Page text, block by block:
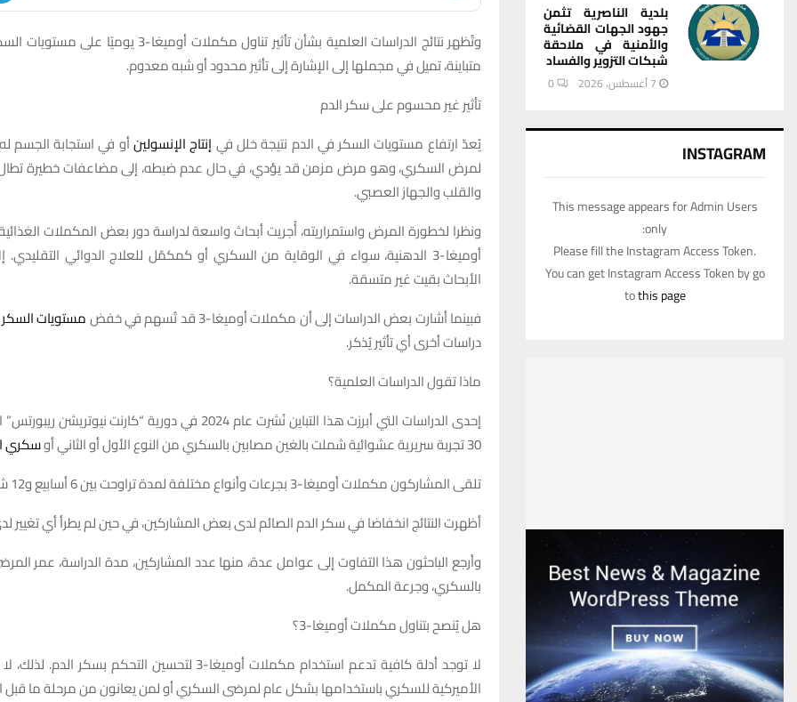
وتُظهر نتائج الدراسات العلمية بشأن تأثير تناول مكملات
متباينة، تميل في مجملها إلى الإشارة إلى تأثير محدود أو شبه معدوم.
تأثير غير محسوم على سكر الدم
يُعدّ ارتفاع مستويات السكر في الدم نتيجة خلل في إنتاج الإنسولينأو في استجابة الجسم
لمرض السكري، وهو مرض مزمن قد يؤدي، في حال عدم ضبطه، إلى مضاعفات خطيرة تطال
والقلب والجهاز العصبي.
ونظرا لخطورة المرض واستمراريته، أُجريت أبحاث واسعة لدراسة دور بعض المكملات
أوميغا-3 الدهنية، سواء في الوقاية من السكري أو كمكمّل للعلاج الدوائي
الأبحاث بقيت غير متسقة.
فبينما أشارت بعض الدراسات إلى أن مكملات أوميغا-3 قد تُسهم في خفض
مستويات
دراسات أخرى أي تأثير يُذكر.
ماذا تقول الدراسات العلمية؟
إحدى الدراسات التي أبرزت هذا التباين نُشرت عام 2024 في دورية “كارنت
30 تجربة سريرية عشوائية شملت بالغين مصابين بالسكري من النوع الأول أو الثاني أو
سكري
تلقى المشاركون مكملات أوميغا-3 بجرعات وأنواع مختلفة لمدة تراوحت بين 6 أسابيع و12 شهرًا.
أظهرت النتائج انخفاضا في سكر الدم الصائم لدى بعض المشاركين، في حين لم يطرأ أي تغيير
وأرجع الباحثون هذا التفاوت إلى عوامل عدة، منها عدد المشاركين، مدة الدراسة، عمر
بالسكري، وجرعة المكمل.
هل يُنصح بتناول مكملات أوميغا-3؟
لا توجد أدلة كافية تدعم استخدام مكملات أوميغا-3 لتحسين التحكم
الأميركية للسكري باستخدامها بشكل عام لمرضى السكري أو لمن يعانون من مرحلة ما
بلدية الناصرية تثمن
جهود الجهات القضائية
والأمنية في ملاحقة
شبكات التزوير والفساد
7 أغسطس، 2026 0
INSTAGRAM
This message appears for Admin Users
only:
Please fill the Instagram Access Token.
You can get Instagram Access Token by go
tothis page